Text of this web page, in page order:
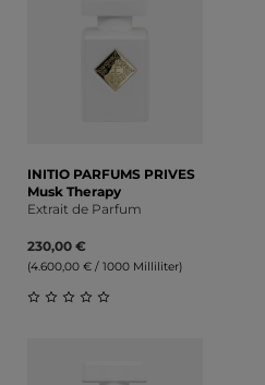
INITIO PARFUMS PRIVES
Musk Therapy
Extrait de Parfum
230,00 €
(4.600,00 € / 1000 Milliliter)